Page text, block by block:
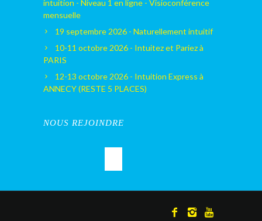
intuition - Niveau 1 en ligne - Visioconférence
mensuelle
19 septembre 2026 - Naturellement intuitif
10-11 octobre 2026 - Intuitez et Pariez à
PARIS
12-13 octobre 2026 - Intuition Express à
ANNECY (RESTE 5 PLACES)
NOUS REJOINDRE